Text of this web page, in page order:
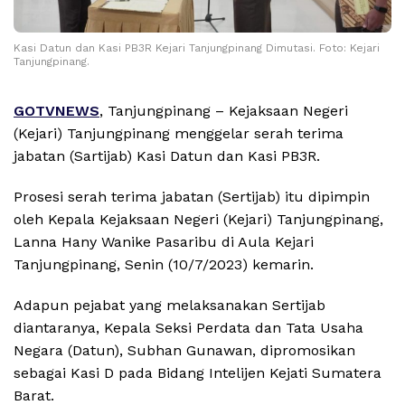
Kasi Datun dan Kasi PB3R Kejari Tanjungpinang Dimutasi. Foto: Kejari
Tanjungpinang.
GOTVNEWS, Tanjungpinang – Kejaksaan Negeri
(Kejari) Tanjungpinang menggelar serah terima
jabatan (Sartijab) Kasi Datun dan Kasi PB3R.
Prosesi serah terima jabatan (Sertijab) itu dipimpin
oleh Kepala Kejaksaan Negeri (Kejari) Tanjungpinang,
Lanna Hany Wanike Pasaribu di Aula Kejari
Tanjungpinang, Senin (10/7/2023) kemarin.
Adapun pejabat yang melaksanakan Sertijab
diantaranya, Kepala Seksi Perdata dan Tata Usaha
Negara (Datun), Subhan Gunawan, dipromosikan
sebagai Kasi D pada Bidang Intelijen Kejati Sumatera
Barat.